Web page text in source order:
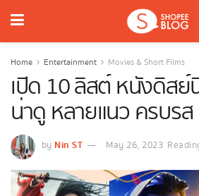
Home Entertainment Movies & Short Films
เปิด 10 ลิสต์ หนังดิสย์
น่าดู หลายแนว ครบรส
by Nin ST May 26, 2023